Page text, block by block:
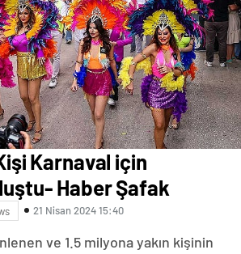
Karnaval için
Haber Şafak
21 Nisan 2024 15:40
ve 1.5 milyona yakın kişinin